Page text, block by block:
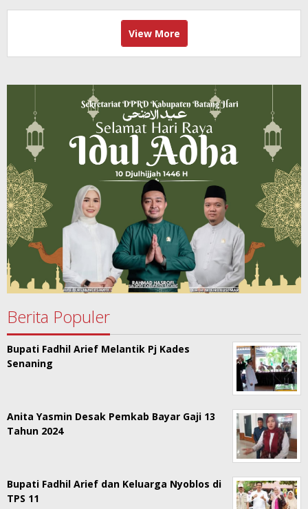
View More
Berita Populer
Bupati Fadhil Arief Melantik Pj Kades
Senaning
Anita Yasmin Desak Pemkab Bayar Gaji 13
Tahun 2024
Bupati Fadhil Arief dan Keluarga Nyoblos di
TPS 11